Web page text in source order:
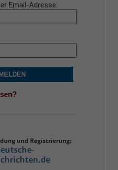
Email-Adresse
und Registrierung: